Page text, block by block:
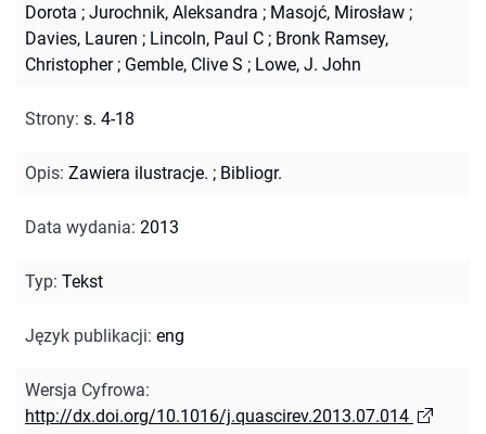
Dorota ; Jurochnik, Aleksandra ; Masojć, Mirosław ;
Davies, Lauren ; Lincoln, Paul C ; Bronk Ramsey,
Christopher; Gemble, Clive S ; Lowe, J. John
Strony: s. 4-18
Opis: Zawiera ilustracje. ; Bibliogr.
Data wydania: 2013
Typ: Tekst
Język publikacji: eng
Wersja Cyfrowa:
http://dx.doi.org/10.1016/j.quascirev.2013.07.014